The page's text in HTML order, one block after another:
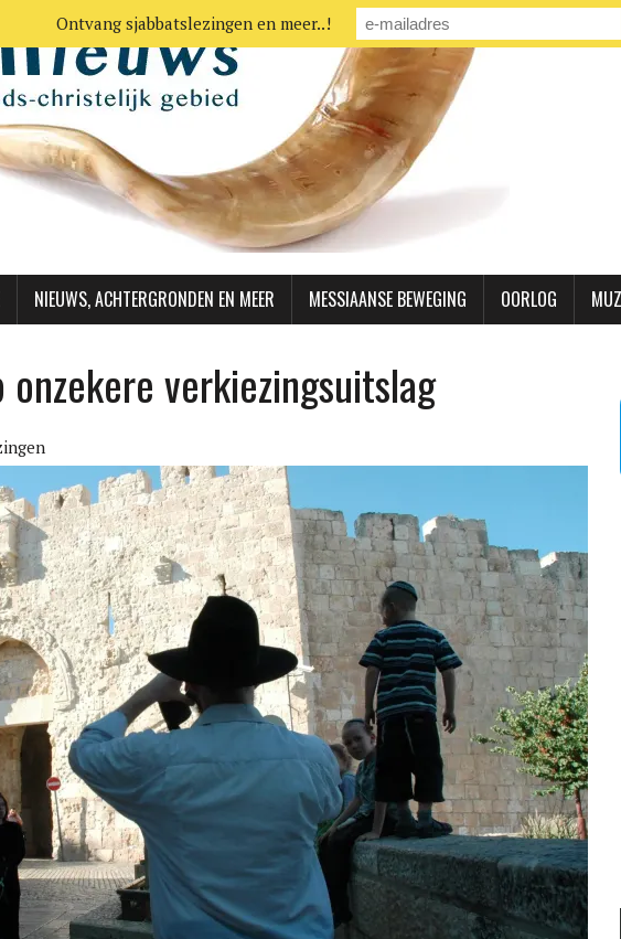
NIEUWS, ACHTERGRONDEN EN MEER MESSIAANSE BEWEGING OORLOG
verkiezingsuitslag
Ontvang sjabbatslezingen en meer..!